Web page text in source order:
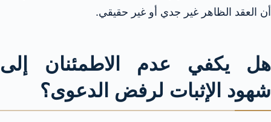
أن العقد الظاهر غير جدي أو غير حقيقي.
هل يكفي عدم الاطمئنان إلى
شهود الإثبات لرفض الدعوى؟